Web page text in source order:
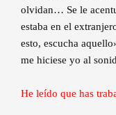
olvidan… Se le
estaba en el
esto, escucha
me hiciese yo al
He leído que has